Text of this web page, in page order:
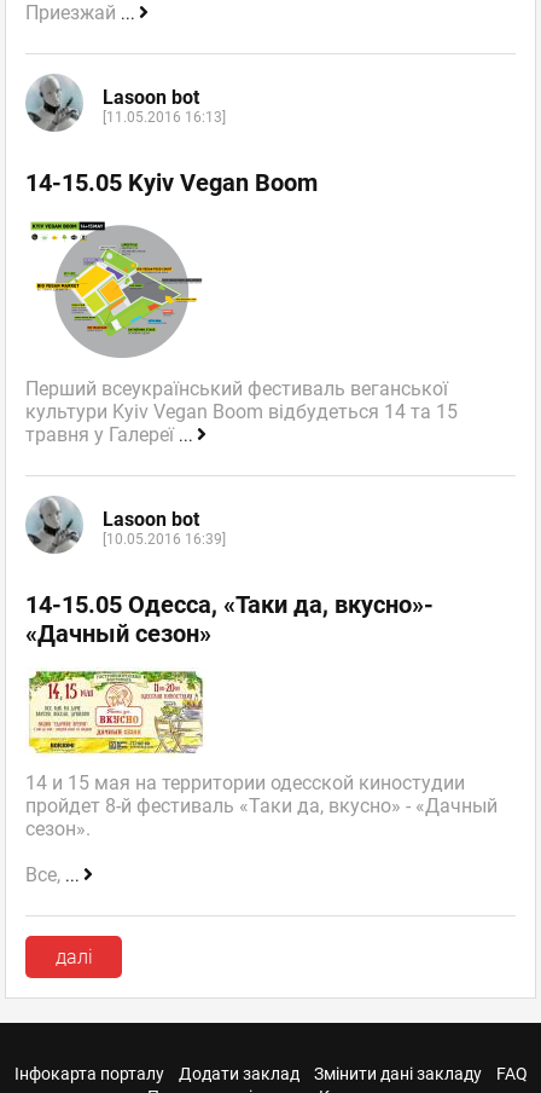
Приезжай ...
Lasoon bot
[11.05.2016 16:13]
14-15.05 Kyiv Vegan Boom
Перший всеукраїнський фестиваль веганської
культури Kyiv Vegan Boom відбудеться 14 та 15
травня у Галереї ...
Lasoon bot
[10.05.2016 16:39]
14-15.05 Одесса, «Таки да, вкусно»-
«Дачный сезон»
14 и 15 мая на территории одесской киностудии
пройдет 8-й фестиваль «Таки да, вкусно» - «Дачный
сезон».
Все, ...
далі
Інфокарта порталу Додати заклад Змінити дані закладу
FAQ